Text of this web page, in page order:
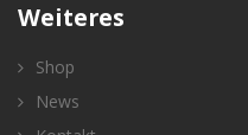
Weiteres
Shop
News